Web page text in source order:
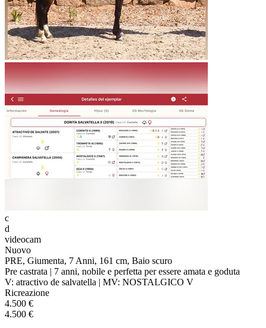
c
d
videocam
Nuovo
PRE, Giumenta, 7 Anni, 161 cm, Baio scuro
Pre castrata | 7 anni, nobile e perfetta per essere amata e goduta
V: atractivo de salvatella | MV: NOSTALGICO V
Ricreazione
4.500 €
4.500 €